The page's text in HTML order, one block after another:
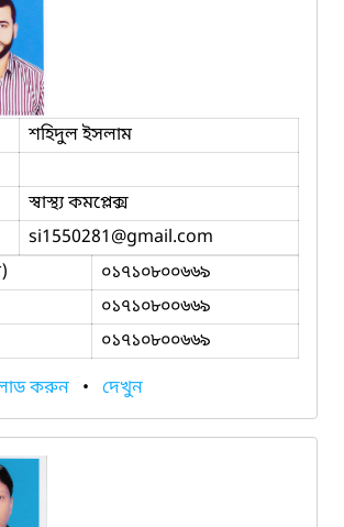
শহিদুল ইসলাম
স্বাস্থ্য কমপ্লেক্স
si1550281@gmail.com
০১৭১০৮০০৬৬৯
০১৭১০৮০০৬৬৯
০১৭১০৮০০৬৬৯
করুন • দেখুন